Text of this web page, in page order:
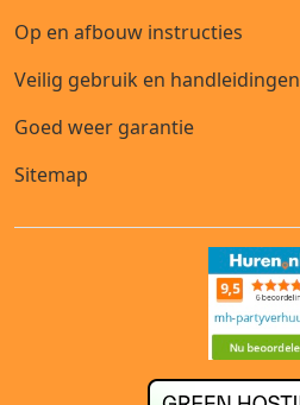
Op en afbouw instructies
Veilig gebruik en handleidingen
Goed weer garantie
Sitemap